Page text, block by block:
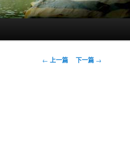
文
← 上一篇 下一篇 →